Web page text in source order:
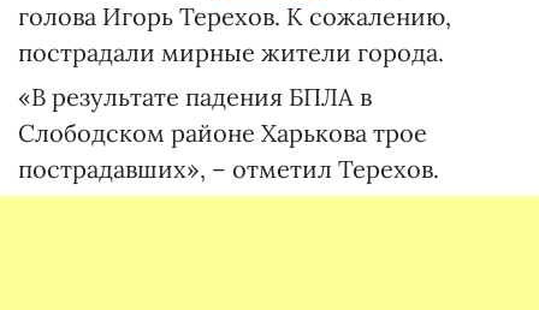
голова Игорь Терехов. К сожалению,
пострадали мирные жители города.
«В результате падения БПЛА в
Слободском районе Харькова трое
пострадавших», – отметил Терехов.